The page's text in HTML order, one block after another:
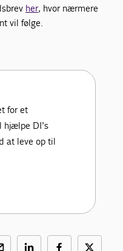
her, hvor nærmere
vil følge.
for et
hjælpe DI’s
at leve op til